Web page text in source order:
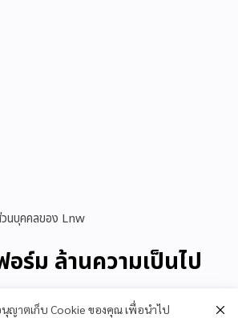
นบุคคลของ Lnw
ร์ม ล้านความเป็นไป
ญาตเก็บ Cookie ของคุณ เพื่อนำไป